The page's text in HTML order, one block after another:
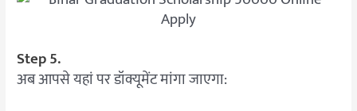
Step 5.
अब आपसे यहां पर डॉक्यूमेंट मांगा जाएगा: